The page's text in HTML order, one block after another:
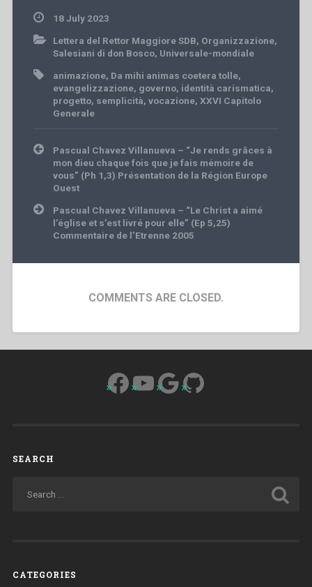
18 July 2023
Lettera del Rettor Maggiore SDB, Organizzazione,
Salesiani di don Bosco, Universale-mondiale
animazione, Da mihi animas coetera tolle,
evangelizzazione, governo, identità carismatica,
progetto, semplicità, vocazione, XXVI Capitolo
Generale
Post
navigation
Pascual Chavez Villanueva – “Je rends grâces à
mon dieu chaque fois que je fais mémoire de
vous” (Ph 1,3) Présentation de la Région Europe
Ouest
Pascual Chavez Villanueva – “Le Christ a aimé
l’église et s’est livré pour elle” (Ep 5,25)
Commentaire de l’Etrenne 2005
COMMENTS ARE CLOSED.
Facebook
YouTube
Google
GitHub
SEARCH
CATEGORIES